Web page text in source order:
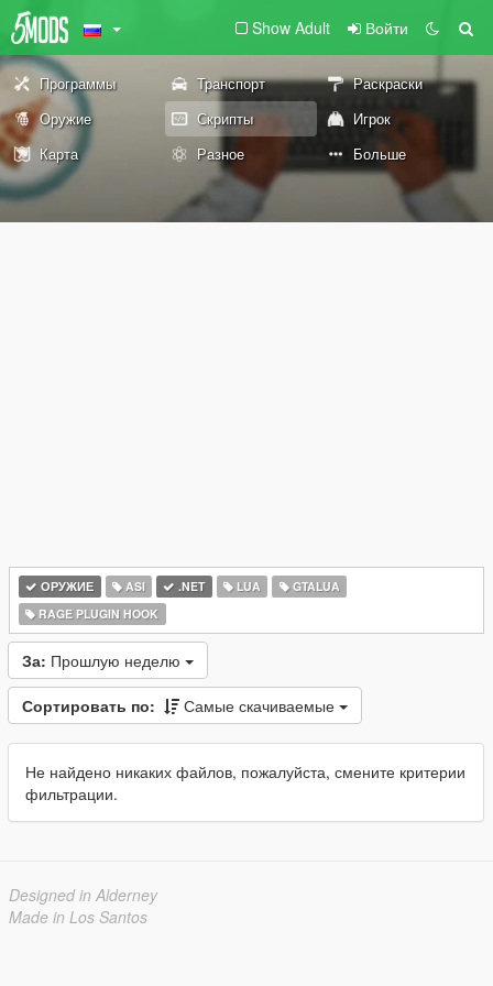
Show Adult Войти
Программы Транспорт
Раскраски
Оружие
Скрипты
Игрок
Карта
Разное Больше
ОРУЖИЕ ASI .NET LUA
GTALUA
RAGE PLUGIN HOOK
За: Прошлую неделю
Сортировать по: Самые скачиваемые
Не найдено никаких файлов, пожалуйста, смените критерии
фильтрации.
Designed in Alderney
Made in Los Santos